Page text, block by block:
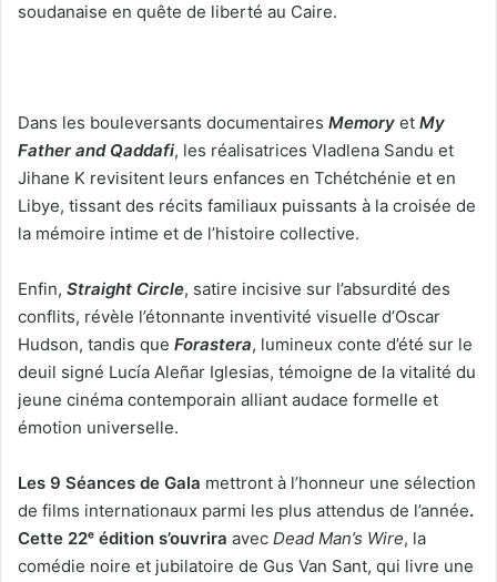
soudanaise en quête de liberté au Caire.
Dans les bouleversants documentaires Memory et My
Father and Qaddafi, les réalisatrices Vladlena Sandu et
Jihane K revisitent leurs enfances en Tchétchénie et en
Libye, tissant des récits familiaux puissants à la croisée de
la mémoire intime et de l’histoire collective.
Enfin, Straight Circle, satire incisive sur l’absurdité des
conflits, révèle l’étonnante inventivité visuelle d’Oscar
Hudson, tandis que Forastera, lumineux conte d’été sur le
deuil signé Lucía Aleñar Iglesias, témoigne de la vitalité du
jeune cinéma contemporain alliant audace formelle et
émotion universelle.
Les 9 Séances de Gala mettront à l’honneur une sélection
de films internationaux parmi les plus attendus de l’année.
Cette 22ᵉ édition s’ouvrira avec Dead Man’s Wire, la
comédie noire et jubilatoire de Gus Van Sant, qui livre une